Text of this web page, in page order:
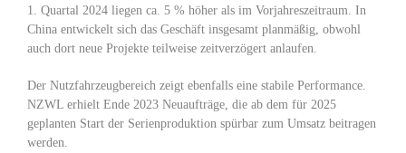
1. Quartal 2024 liegen ca. 5 % höher als im Vorjahreszeitraum. In
China entwickelt sich das Geschäft insgesamt planmäßig, obwohl
auch dort neue Projekte teilweise zeitverzögert anlaufen.
Der Nutzfahrzeugbereich zeigt ebenfalls eine stabile Performance.
NZWL erhielt Ende 2023 Neuaufträge, die ab dem für 2025
geplanten Start der Serienproduktion spürbar zum Umsatz beitragen
werden.